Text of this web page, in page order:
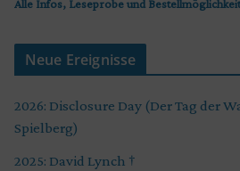
Alle Infos, Leseprobe und
Neue Ereignisse
2026: Disclosure Day (Der Tag der
Spielberg)
2025: David Lynch †